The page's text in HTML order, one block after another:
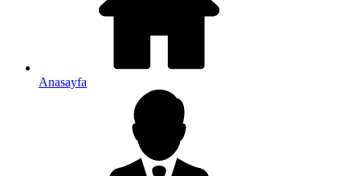
Anasayfa